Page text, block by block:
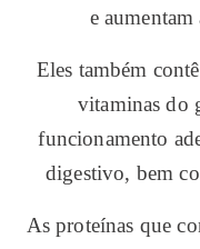
e aumentam
Eles também
vitaminas do
funcionamento
digestivo, bem
As proteínas que